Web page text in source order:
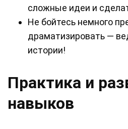
сложные идеи и
Не бойтесь немного
драматизировать —
истории!
Практика и
навыков